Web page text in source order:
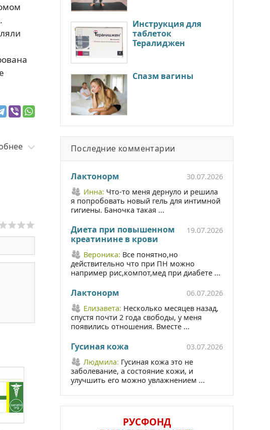
Инструкция для
таблеток
Тералиджен
Спазм вагины
Последние комментарии
Лактонорм
30.07.2026
Инна: Что-то меня дернуло и решила
я попробовать новый гель для интимной
гигиены. Баночка такая ...
Диета при повышенном
креатинине в крови
19.07.2026
Вероника: Все понятно,но
действительно что при ПН можно
например рис,компот,мед при диабете ...
Лактонорм
06.07.2026
Елизавета: Несколько месяцев назад,
спустя почти 2 года свободы, у меня
появились отношения. Вместе ...
Гусиная кожа
03.07.2026
Людмила: Гусиная кожа это не
заболевание, а состояние кожи, и
улучшить его можно увлажнением ...
РУСФОНД